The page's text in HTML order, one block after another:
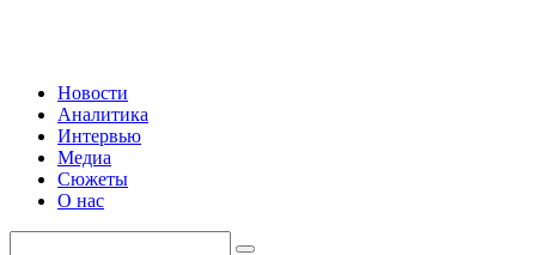
Новости
Аналитика
Интервью
Медиа
Сюжеты
О нас